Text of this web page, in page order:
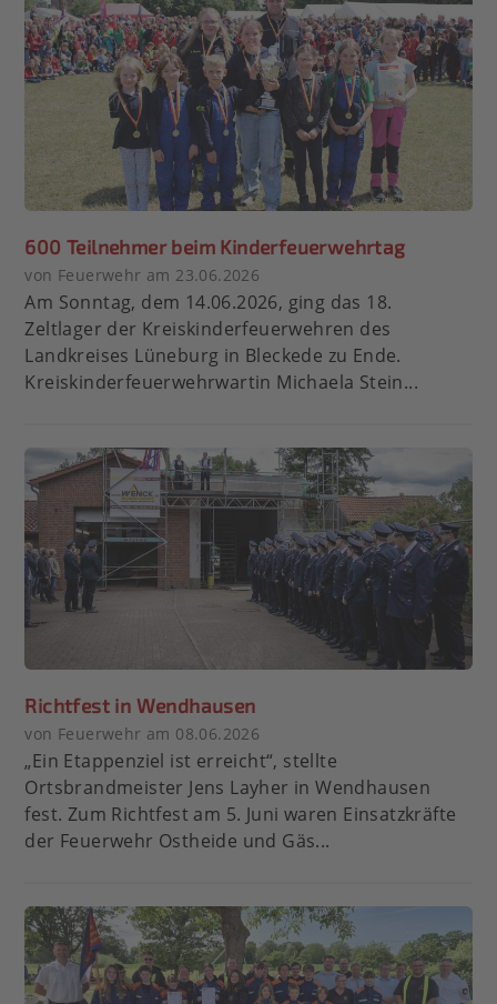
600 Teilnehmer beim Kinderfeuerwehrtag
von Feuerwehr am 23.06.2026
Am Sonntag, dem 14.06.2026, ging das 18.
Zeltlager der Kreiskinderfeuerwehren des
Landkreises Lüneburg in Bleckede zu Ende.
Kreiskinderfeuerwehrwartin Michaela Stein...
Richtfest in Wendhausen
von Feuerwehr am 08.06.2026
„Ein Etappenziel ist erreicht“, stellte
Ortsbrandmeister Jens Layher in Wendhausen
fest. Zum Richtfest am 5. Juni waren Einsatzkräfte
der Feuerwehr Ostheide und Gäs...